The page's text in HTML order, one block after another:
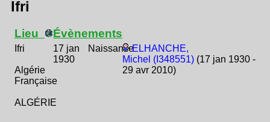
Ifri
Lieu
Ifri
Algérie
Française
ALGÉRIE
Évènements
17 jan
1930
NaissanceELHANCHE,
Michel (I348551) (17 jan 1930 -
29 avr 2010)